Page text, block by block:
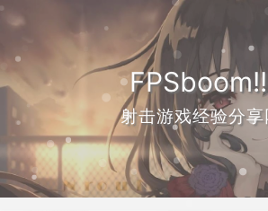
射击游戏经验分